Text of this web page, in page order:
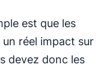
est que les
réel impact sur
devez donc les